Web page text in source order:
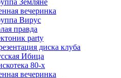
Земляне
вечеринка
Вирус
правда
party
диска клуба
Ибица
80-х
вечеринка